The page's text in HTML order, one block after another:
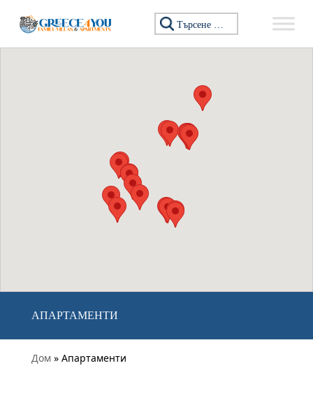
Търсене за:
АПАРТАМЕНТИ
Дом » Апартаменти